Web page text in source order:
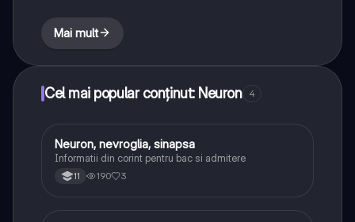
Mai mult
Cel mai popular conținut: Neuron 4
Biologie
Neuron, nevroglia, sinapsa
Informatii din corint pentru bac si admitere
11 190 3